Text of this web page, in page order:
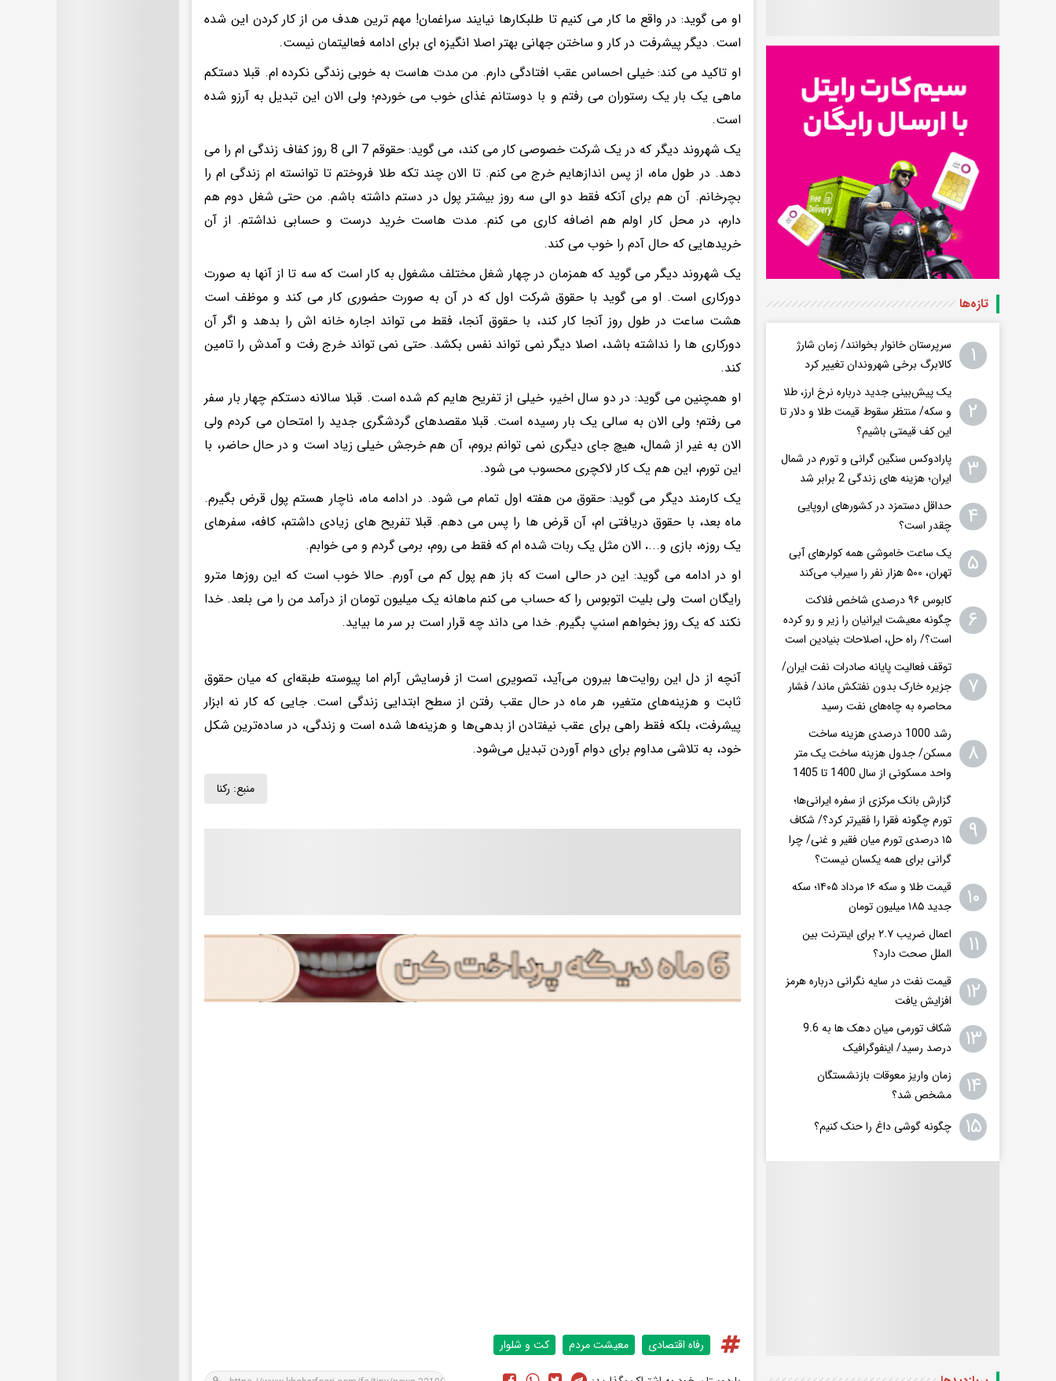
او می گوید: در واقع ما کار می کنیم تا طلبکارها نیایند سراغمان! مهم ترین هدف من از کار کردن این شده
است. دیگر پیشرفت در کار و ساختن جهانی بهتر اصلا انگیزه ای برای ادامه فعالیتمان نیست.
او تاکید می کند: خیلی احساس عقب افتادگی دارم. من مدت هاست به خوبی زندگی نکرده ام. قبلا دستکم
ماهی یک بار یک رستوران می رفتم و با دوستانم غذای خوب می خوردم؛ ولی الان این تبدیل به آرزو شده
است.
یک شهروند دیگر که در یک شرکت خصوصی کار می کند، می گوید: حقوقم 7 الی 8 روز کفاف زندگی ام را می
دهد. در طول ماه، از پس اندازهایم خرج می کنم. تا الان چند تکه طلا فروختم تا توانسته ام زندگی ام را
بچرخانم. آن هم برای آنکه فقط دو الی سه روز بیشتر پول در دستم داشته باشم. من حتی شغل دوم هم
دارم، در محل کار اولم هم اضافه کاری می کنم. مدت هاست خرید درست و حسابی نداشتم. از آن
خریدهایی که حال آدم را خوب می کند.
یک شهروند دیگر می گوید که همزمان در چهار شغل مختلف مشغول به کار است که سه تا از آنها به صورت
دورکاری است. او می گوید با حقوق شرکت اول که در آن به صورت حضوری کار می کند و موظف است
هشت ساعت در طول روز آنجا کار کند، با حقوق آنجا، فقط می تواند اجاره خانه اش را بدهد و اگر آن
دورکاری ها را نداشته باشد، اصلا دیگر نمی تواند نفس بکشد. حتی نمی تواند خرج رفت و آمدش را تامین
کند.
او همچنین می گوید: در دو سال اخیر، خیلی از تفریح هایم کم شده است. قبلا سالانه دستکم چهار بار سفر
می رفتم؛ ولی الان به سالی یک بار رسیده است. قبلا مقصدهای گردشگری جدید را امتحان می کردم ولی
الان به غیر از شمال، هیچ جای دیگری نمی توانم بروم، آن هم خرجش خیلی زیاد است و در حال حاضر، با
این تورم، این هم یک کار لاکچری محسوب می شود.
یک کارمند دیگر می گوید: حقوق من هفته اول تمام می شود. در ادامه ماه، ناچار هستم پول قرض بگیرم.
ماه بعد، با حقوق دریافتی ام، آن قرض ها را پس می دهم. قبلا تفریح های زیادی داشتم، کافه، سفرهای
یک روزه، بازی و.... الان مثل یک ربات شده ام که فقط می روم، برمی گردم و می خوابم.
او در ادامه می گوید: این در حالی است که باز هم پول کم می آورم. حالا خوب است که این روزها مترو
رایگان است ولی بلیت اتوبوس را که حساب می کنم ماهانه یک میلیون تومان از درآمد من را می بلعد. خدا
نکند که یک روز بخواهم اسنپ بگیرم. خدا می داند چه قرار است بر سر ما بیاید.
آنچه از دل این روایت‌ها بیرون می‌آید، تصویری است از فرسایش آرام اما پیوسته طبقه‌ای که میان حقوق
ثابت و هزینه‌های متغیر، هر ماه در حال عقب رفتن از سطح ابتدایی زندگی است. جایی که کار نه ابزار
پیشرفت، بلکه فقط راهی برای عقب نیفتادن از بدهی‌ها و هزینه‌ها شده است و زندگی، در ساده‌ترین شکل
خود، به تلاشی مداوم برای دوام آوردن تبدیل می‌شود.
منبع: رکنا
رفاه اقتصادی معیشت مردم کت و شلوار
تازه‌ها
۱
سرپرستان خانوار بخوانند/ زمان شارژ
کالابرگ برخی شهروندان تغییر کرد
۲
یک پیش‌بینی جدید درباره نرخ ارز، طلا
و سکه/ منتظر سقوط قیمت طلا و دلار تا
این کف قیمتی باشیم؟
۳
پارادوکس سنگین گرانی و تورم در شمال
ایران؛ هزینه های زندگی 2 برابر ‌شد
۴
حداقل دستمزد در کشورهای اروپایی
چقدر است؟
۵
یک ساعت خاموشی همه کولرهای آبی
تهران، ۵۰۰ هزار نفر را سیراب می‌کند
۶
کابوس ۹۶ درصدی شاخص فلاکت
چگونه معیشت ایرانیان را زیر و رو کرده
است؟/ راه حل، اصلاحات بنیادین است
۷
توقف فعالیت پایانه صادرات نفت ایران/
جزیره خارک بدون نفتکش ماند/ فشار
محاصره به چاه‌های نفت رسید
۸
رشد 1000 درصدی هزینه ساخت
مسکن/ جدول هزینه ساخت یک متر
واحد مسکونی از سال 1400 تا 1405
۹
گزارش بانک مرکزی از سفره ایرانی‌ها؛
تورم چگونه فقرا را فقیرتر کرد؟/ شکاف
۱۵ درصدی تورم میان فقیر و غنی/ چرا
گرانی برای همه یکسان نیست؟
۱۰
قیمت طلا و سکه ۱۶ مرداد ۱۴۰۵؛ سکه
جدید ١٨۵ میلیون تومان
۱۱
اعمال ضریب ۲.۷ برای اینترنت بین
الملل صحت دارد؟
۱۲
قیمت نفت در سایه نگرانی درباره هرمز
افزایش یافت
۱۳
شکاف تورمی میان دهک ها به 9.6
درصد رسید/ اینفوگرافیک
۱۴
زمان واریز معوقات بازنشستگان
مشخص شد؟
۱۵ چگونه گوشی داغ را حنک کنیم؟